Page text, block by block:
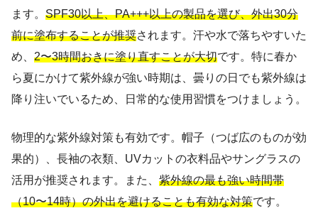
ます。 SPF30以上、PA+++以上の製品を選び、外出30分
前に塗布することが推奨されます。汗や水で落ちやすいた
め、 2〜3時間おきに塗り直すことが大切です。特に春か
ら夏にかけて紫外線が強い時期は、曇りの日でも紫外線は
降り注いでいるため、日常的な使用習慣をつけましょう。
物理的な紫外線対策も有効です。帽子（つば広のものが効
果的）、長袖の衣類、UVカットの衣料品やサングラスの
活用が推奨されます。また、 紫外線の最も強い時間帯
（10〜14時）の外出を避けることも有効な対策です。